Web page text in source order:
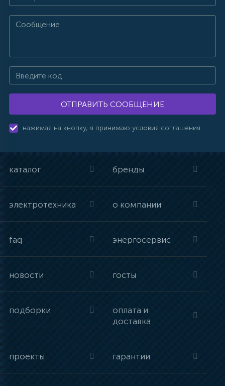
ОТПРАВИТЬ СООБЩЕНИЕ
нажимая на кнопку, я принимаю условия соглашения.
каталог бренды
электротехника о компании
faq энергосервис
новости госты
подборки
оплата и
доставка
проекты гарантии